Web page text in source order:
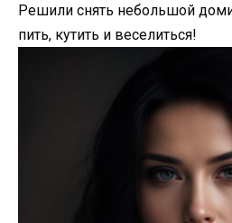
Решили снять небольшой
пить, кутить и веселиться!